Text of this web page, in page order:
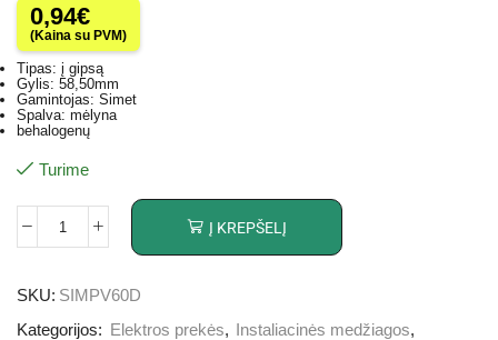
0,94€
(Kaina su PVM)
Tipas: į gipsą
Gylis: 58,50mm
Gamintojas: Simet
Spalva: mėlyna
behalogenų
Turime
Į KREPŠELĮ
SKU: SIMPV60D
Kategorijos:
Elektros prekės, Instaliacinės medžiagos,